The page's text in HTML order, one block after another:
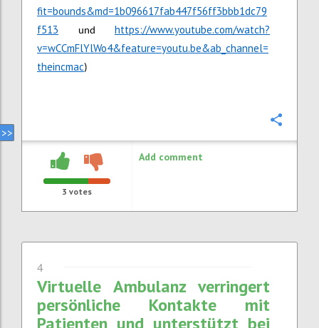
fit=bounds&md=1b096617fab447f56ff3bbb1dc79
f513 und https://www.youtube.com/watch?
v=wCCmFlYlWo4&feature=youtu.be&ab_channel=
theincmac)
3 votes
Add comment
4
Virtuelle Ambulanz verringert
persönliche Kontakte mit
Patienten und unterstützt bei